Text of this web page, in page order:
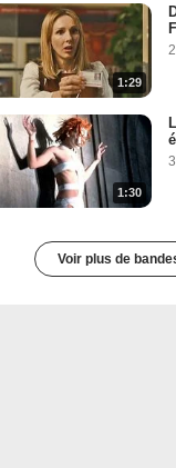
1:29
1:30
Voir plus de